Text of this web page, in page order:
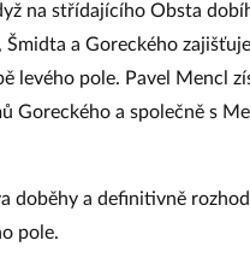
na střídajícího Obsta
a Goreckého
levého pole. Pavel Mencl
Goreckého a společně s
doběhy a definitivně
pole.